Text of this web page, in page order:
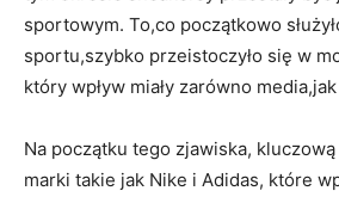
sportowym. To,co początkowo
sportu,szybko przeistoczyło się w
który wpływ miały zarówno
Na początku tego zjawiska,
marki takie jak Nike i Adidas, które